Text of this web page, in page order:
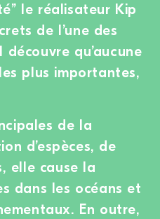
le réalisateur Kip
de l’une des
qu’aucune
plus importantes,
de la
d’espèces, de
elle cause la
dans les océans et
En outre,